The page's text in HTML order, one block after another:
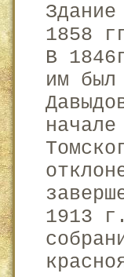
1858
В
им был
1913